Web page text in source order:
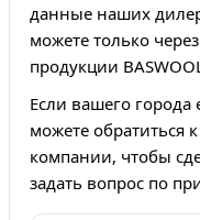
данные наших
можете только
продукции
Если вашего
можете обратиться
компании, чтобы
задать вопрос по